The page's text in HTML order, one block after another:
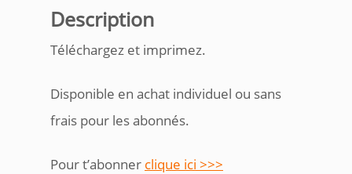
Description
Téléchargez et imprimez.
Disponible en achat individuel ou sans
frais pour les abonnés.
Pour t’abonner clique ici >>>